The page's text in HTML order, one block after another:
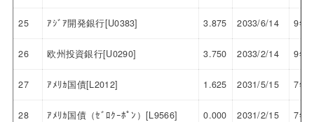
25 ｱｼﾞｱ開発銀行[U0383] 3.875 2033/6/14 9年
26 欧州投資銀行[U0290] 3.750 2033/2/14 9年
27 ｱﾒﾘｶ国債[L2012] 1.625 2031/5/15 7年
28 ｱﾒﾘｶ国債（ｾﾞﾛｸｰﾎﾟﾝ）[L9566] 0.000 2031/2/15 7年